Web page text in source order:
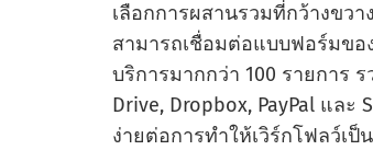
เลือกการผสานรวมที่กว้างขว
สามารถเชื่อมต่อแบบฟอร์มข
บริการมากกว่า 100 รายการ ร
Drive, Dropbox, PayPal และ
ง่ายต่อการทําให้เวิร์กโฟลว์เ